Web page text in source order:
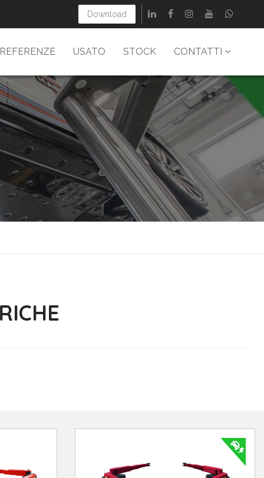
Download
REFERENZE USATO STOCK CONTATTI